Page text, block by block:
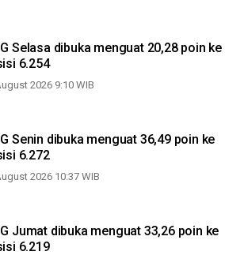
Selasa dibuka menguat 20,28 poin ke
6.254
2026 9:10 WIB
Senin dibuka menguat 36,49 poin ke
6.272
2026 10:37 WIB
Jumat dibuka menguat 33,26 poin ke
6.219